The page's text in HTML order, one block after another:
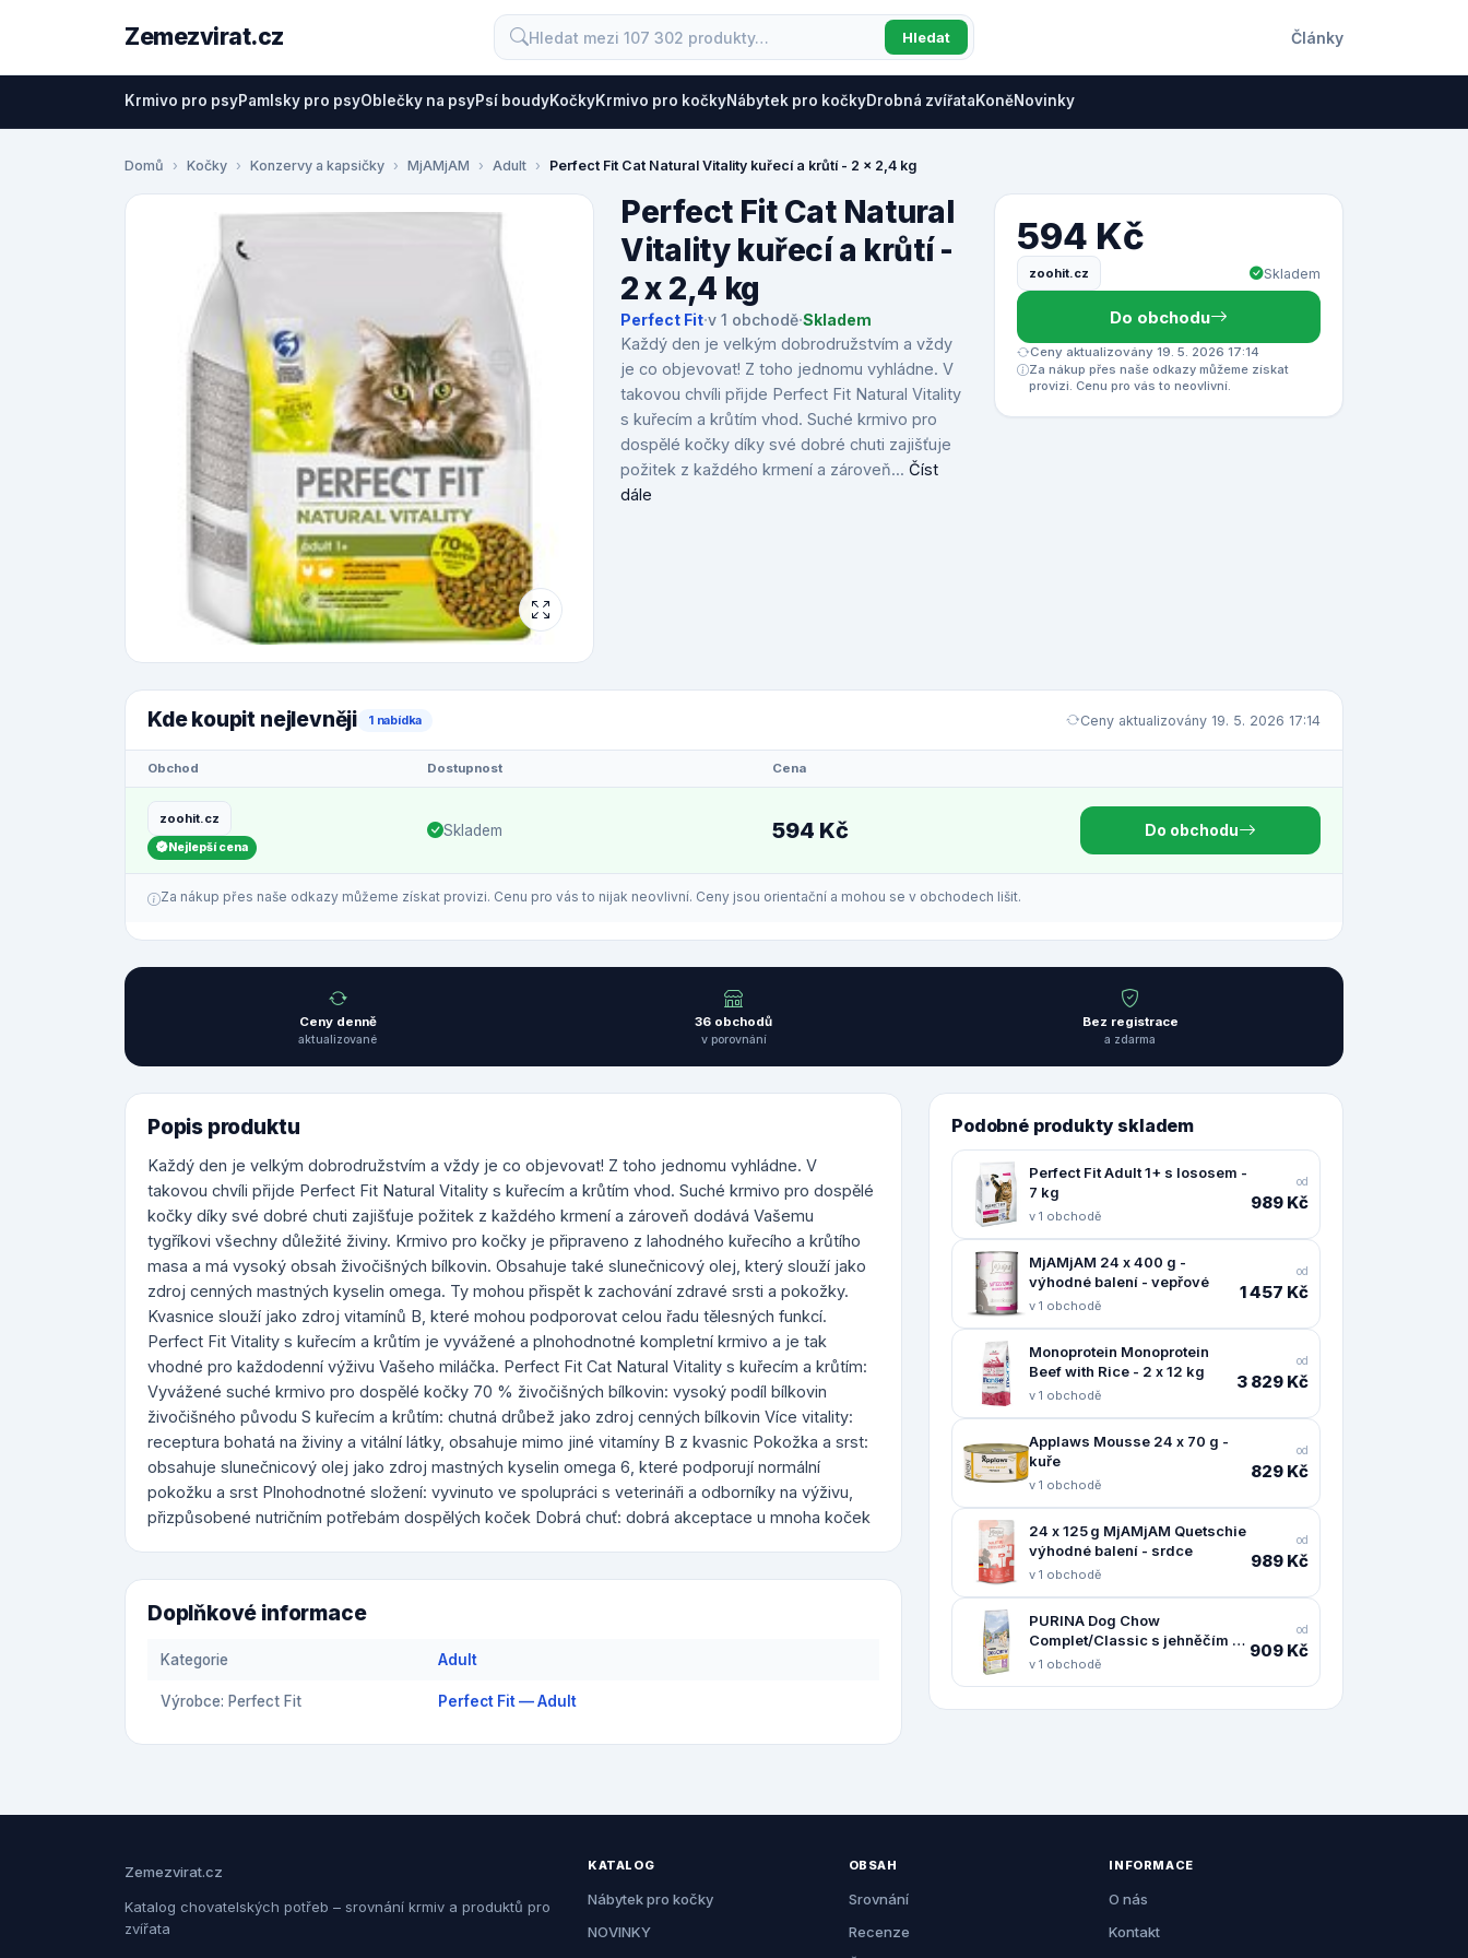
Zemezvirat.cz Hledat Články
Krmivo pro psyPamlsky pro psyOblečky na psyPsí boudyKočkyKrmivo pro kočkyNábytek pro kočkyDrobná zvířataKoněNovinky
Domů Kočky Konzervy a kapsičky MjAMjAM Adult Perfect Fit Cat Natural Vitality kuřecí a krůtí - 2 x 2,4 kg
Perfect Fit Cat Natural
Vitality kuřecí a krůtí -
2 x 2,4 kg
Perfect Fit·v 1 obchodě·Skladem
Každý den je velkým dobrodružstvím a vždy
je co objevovat! Z toho jednomu vyhládne. V
takovou chvíli přijde Perfect Fit Natural Vitality
s kuřecím a krůtím vhod. Suché krmivo pro
dospělé kočky díky své dobré chuti zajišťuje
požitek z každého krmení a zároveň... Číst
dále
594 Kč
zoohit.cz Skladem
Do obchodu
Ceny aktualizovány 19. 5. 2026 17:14
Za nákup přes naše odkazy můžeme získat
provizi. Cenu pro vás to neovlivní.
Kde koupit nejlevněji 1 nabídka Ceny aktualizovány 19. 5. 2026 17:14
Obchod Dostupnost Cena
zoohit.cz
Nejlepší cena
Skladem 594 Kč Do obchodu
Za nákup přes naše odkazy můžeme získat provizi. Cenu pro vás to nijak neovlivní. Ceny jsou orientační a mohou se v obchodech lišit.
Ceny denně
aktualizované
36 obchodů
v porovnání
Bez registrace
a zdarma
Popis produktu
Každý den je velkým dobrodružstvím a vždy je co objevovat! Z toho jednomu vyhládne. V
takovou chvíli přijde Perfect Fit Natural Vitality s kuřecím a krůtím vhod. Suché krmivo pro dospělé
kočky díky své dobré chuti zajišťuje požitek z každého krmení a zároveň dodává Vašemu
tygříkovi všechny důležité živiny. Krmivo pro kočky je připraveno z lahodného kuřecího a krůtího
masa a má vysoký obsah živočišných bílkovin. Obsahuje také slunečnicový olej, který slouží jako
zdroj cenných mastných kyselin omega. Ty mohou přispět k zachování zdravé srsti a pokožky.
Kvasnice slouží jako zdroj vitamínů B, které mohou podporovat celou řadu tělesných funkcí.
Perfect Fit Vitality s kuřecím a krůtím je vyvážené a plnohodnotné kompletní krmivo a je tak
vhodné pro každodenní výživu Vašeho miláčka. Perfect Fit Cat Natural Vitality s kuřecím a krůtím:
Vyvážené suché krmivo pro dospělé kočky 70 % živočišných bílkovin: vysoký podíl bílkovin
živočišného původu S kuřecím a krůtím: chutná drůbež jako zdroj cenných bílkovin Více vitality:
receptura bohatá na živiny a vitální látky, obsahuje mimo jiné vitamíny B z kvasnic Pokožka a srst:
obsahuje slunečnicový olej jako zdroj mastných kyselin omega 6, které podporují normální
pokožku a srst Plnohodnotné složení: vyvinuto ve spolupráci s veterináři a odborníky na výživu,
přizpůsobené nutričním potřebám dospělých koček Dobrá chuť: dobrá akceptace u mnoha koček
Doplňkové informace
Kategorie Adult
Výrobce: Perfect Fit Perfect Fit — Adult
Podobné produkty skladem
Perfect Fit Adult 1+ s lososem -
7 kg
v 1 obchodě
od
989 Kč
MjAMjAM 24 x 400 g -
výhodné balení - vepřové
v 1 obchodě
od
1 457 Kč
Monoprotein Monoprotein
Beef with Rice - 2 x 12 kg
v 1 obchodě
od
3 829 Kč
Applaws Mousse 24 x 70 g -
kuře
v 1 obchodě
od
829 Kč
24 x 125 g MjAMjAM Quetschie
výhodné balení - srdce
v 1 obchodě
od
989 Kč
PURINA Dog Chow
Complet/Classic s jehněčím -
14 kg
v 1 obchodě
od
909 Kč
Zemezvirat.cz
Katalog chovatelských potřeb – srovnání krmiv a produktů pro
zvířata
KATALOG
Nábytek pro kočky
NOVINKY
OBSAH
Srovnání
Recenze
INFORMACE
O nás
Kontakt